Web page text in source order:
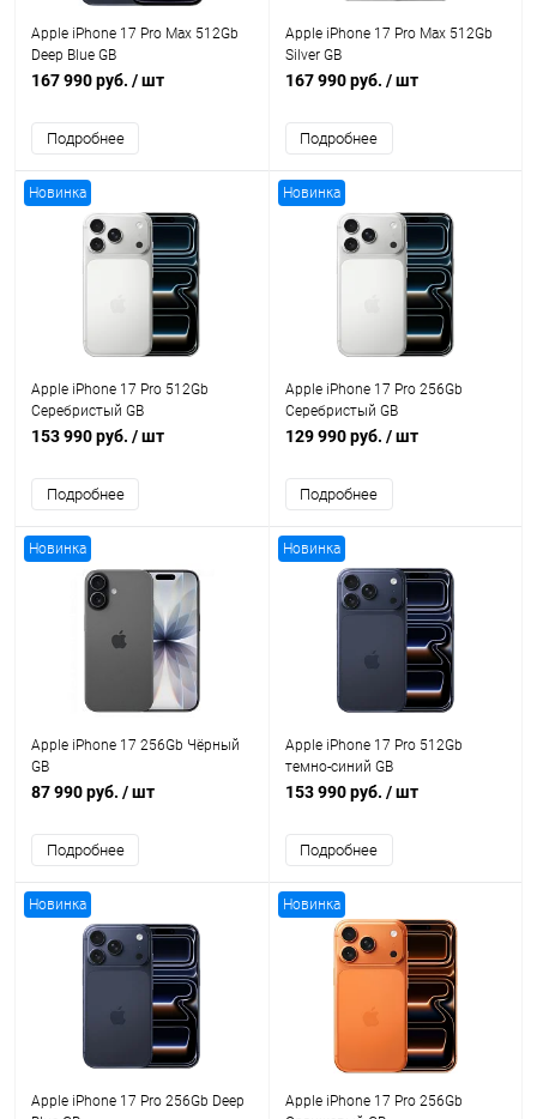
Apple iPhone 17 Pro Max 512Gb
Deep Blue GB
167 990 руб. / шт
Подробнее
Apple iPhone 17 Pro Max 512Gb
Silver GB
167 990 руб. / шт
Подробнее
Новинка
Apple iPhone 17 Pro 512Gb
Серебристый GB
153 990 руб. / шт
Подробнее
Новинка
Apple iPhone 17 Pro 256Gb
Серебристый GB
129 990 руб. / шт
Подробнее
Новинка
Apple iPhone 17 256Gb Чёрный
GB
87 990 руб. / шт
Подробнее
Новинка
Apple iPhone 17 Pro 512Gb
темно-синий GB
153 990 руб. / шт
Подробнее
Новинка
Apple iPhone 17 Pro 256Gb Deep
Новинка
Apple iPhone 17 Pro 256Gb